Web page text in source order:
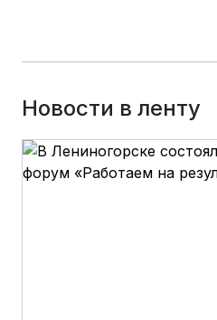
Новости в ленту